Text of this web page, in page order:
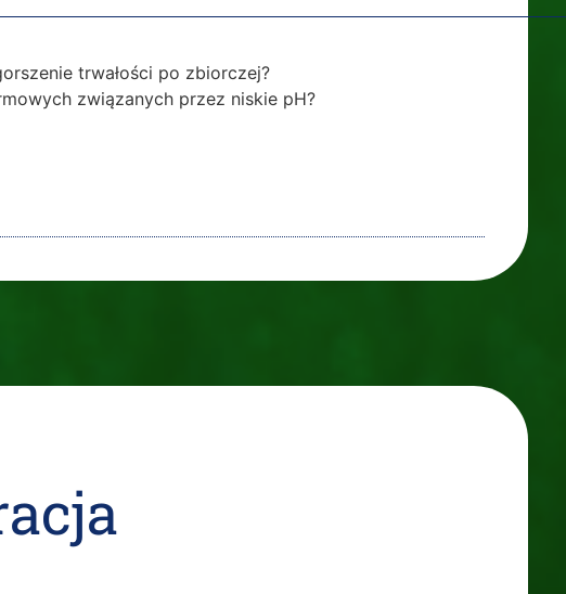
trwałości po zbiorczej?
związanych przez niskie pH?